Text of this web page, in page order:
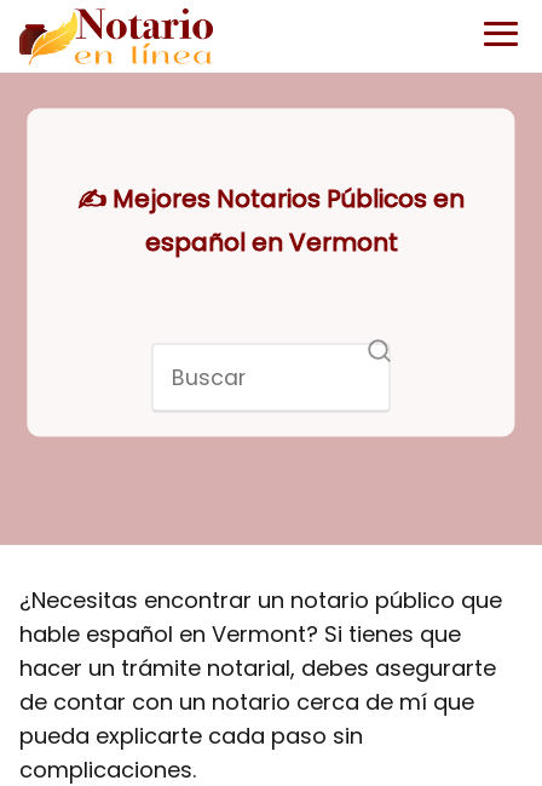
✍️ Mejores Notarios Públicos en
español en Vermont
¿Necesitas encontrar un notario público que
hable español en Vermont? Si tienes que
hacer un trámite notarial, debes asegurarte
de contar con un notario cerca de mí que
pueda explicarte cada paso sin
complicaciones.